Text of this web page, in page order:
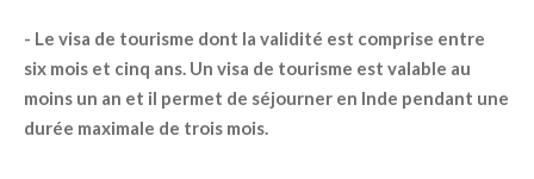
- Le visa de tourisme dont la validité est comprise entre
six mois et cinq ans. Un visa de tourisme est valable au
moins un an et il permet de séjourner en Inde pendant une
durée maximale de trois mois.